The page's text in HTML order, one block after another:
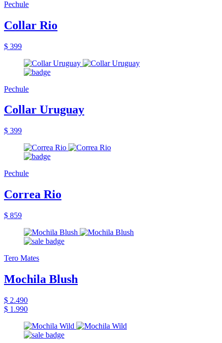
Pechule
Collar Rio
$ 399
Pechule
Collar Uruguay
$ 399
Pechule
Correa Rio
$ 859
Tero Mates
Mochila Blush
$ 2.490
$ 1.990